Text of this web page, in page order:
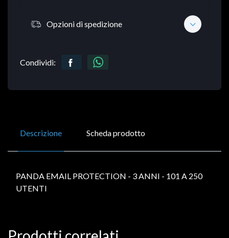
Opzioni di spedizione
Condividi:
Descrizione Scheda prodotto
PANDA EMAIL PROTECTION - 3 ANNI - 101 A 250
UTENTI